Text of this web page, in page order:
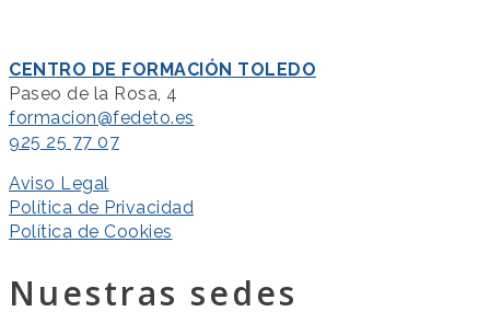
CENTRO DE FORMACIÓN TOLEDO
Paseo de la Rosa, 4
formacion@fedeto.es
925 25 77 07
Aviso Legal
Política de Privacidad
Política de Cookies
Nuestras sedes